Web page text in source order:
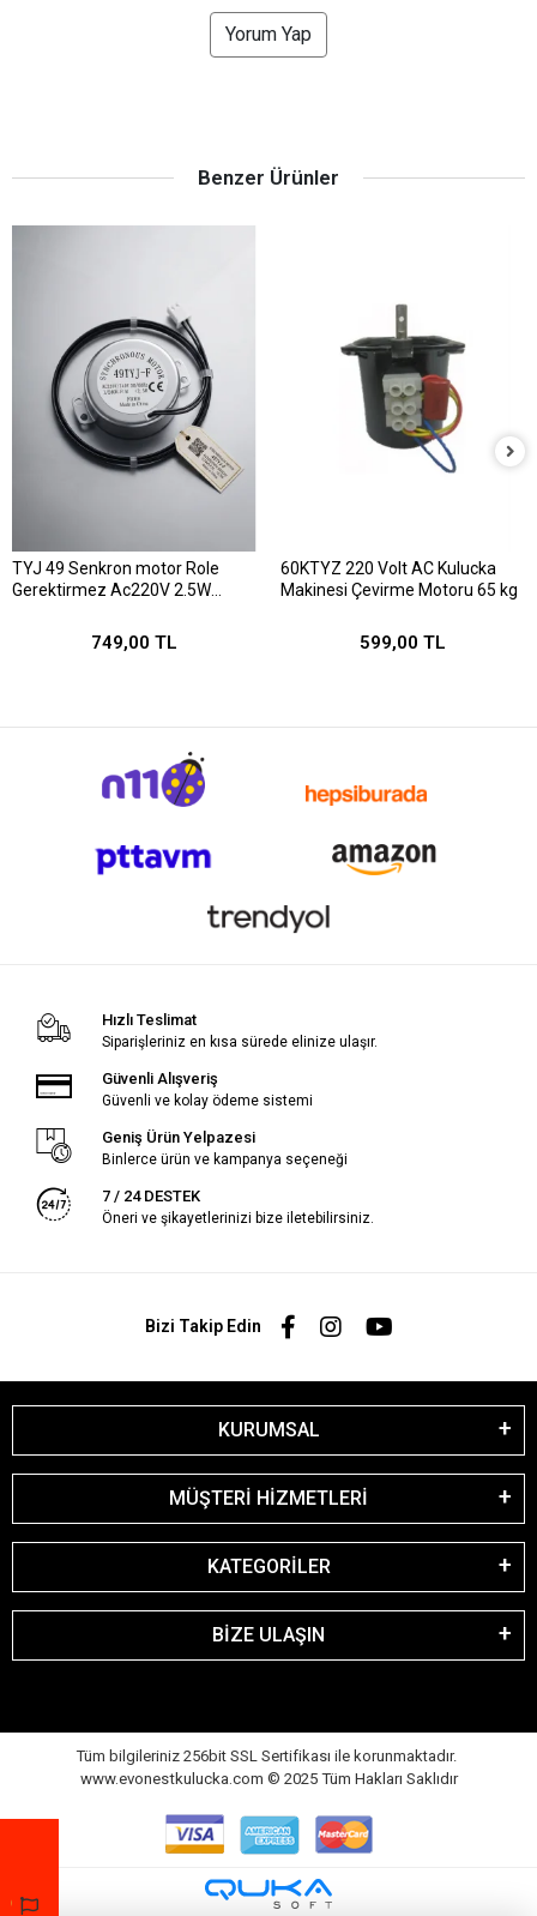
Yorum Yap
Benzer Ürünler
TYJ 49 Senkron motor Role
Gerektirmez Ac220V 2.5W
749,00 TL
60KTYZ 220 Volt AC Kulucka
Makinesi Çevirme Motoru 65 kg
599,00 TL
Hızlı Teslimat
Siparişleriniz en kısa sürede elinize ulaşır.
Güvenli Alışveriş
Güvenli ve kolay ödeme sistemi
Geniş Ürün Yelpazesi
Binlerce ürün ve kampanya seçeneği
7 / 24 DESTEK
Öneri ve şikayetlerinizi bize iletebilirsiniz.
Bizi Takip Edin
KURUMSAL
MÜŞTERİ HİZMETLERİ
KATEGORİLER
BİZE ULAŞIN
Tüm bilgileriniz 256bit SSL Sertifikası ile korunmaktadır.
www.evonestkulucka.com © 2025 Tüm Hakları Saklıdır